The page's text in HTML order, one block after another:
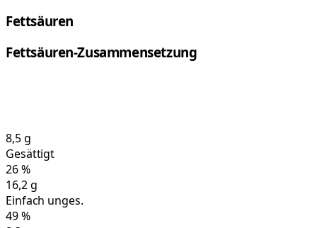
Fettsäuren
Fettsäuren-Zusammensetzung
8,5g
Gesättigt
26%
16,2g
Einfach unges.
49%